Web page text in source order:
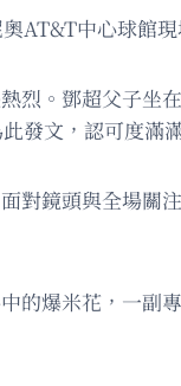
AT&T中心球館
烈。鄧超父子
發文，認可度滿
鏡頭與全場
的爆米花，一